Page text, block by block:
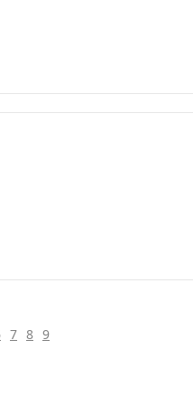
7 8 9